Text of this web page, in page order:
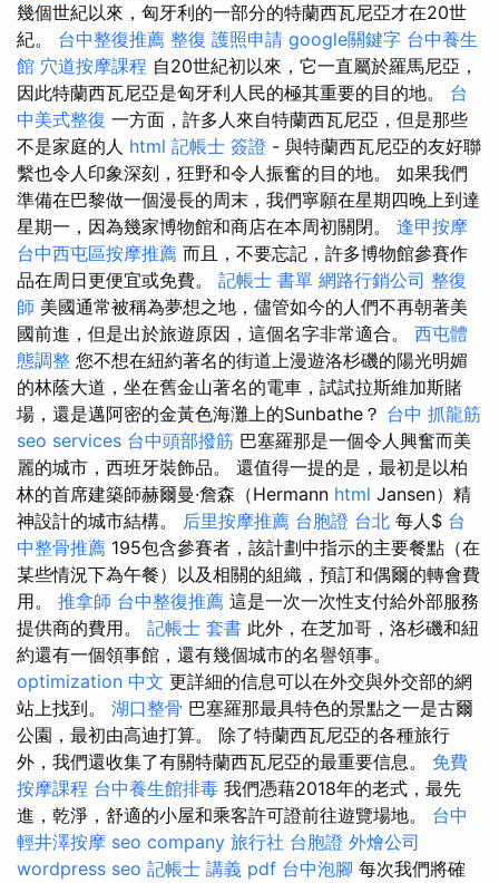
幾個世紀以來，匈牙利的一部分的特蘭西瓦尼亞才在20世
紀。 台中整復推薦 整復 護照申請 google關鍵字 台中養生
館 穴道按摩課程 自20世紀初以來，它一直屬於羅馬尼亞，
因此特蘭西瓦尼亞是匈牙利人民的極其重要的目的地。 台
中美式整復 一方面，許多人來自特蘭西瓦尼亞，但是那些
不是家庭的人 html 記帳士 簽證 - 與特蘭西瓦尼亞的友好聯
繫也令人印象深刻，狂野和令人振奮的目的地。 如果我們
準備在巴黎做一個漫長的周末，我們寧願在星期四晚上到達
星期一，因為幾家博物館和商店在本周初關閉。 逢甲按摩
台中西屯區按摩推薦 而且，不要忘記，許多博物館參賽作
品在周日更便宜或免費。 記帳士 書單 網路行銷公司 整復
師 美國通常被稱為夢想之地，儘管如今的人們不再朝著美
國前進，但是出於旅遊原因，這個名字非常適合。 西屯體
態調整 您不想在紐約著名的街道上漫遊洛杉磯的陽光明媚
的林蔭大道，坐在舊金山著名的電車，試試拉斯維加斯賭
場，還是邁阿密的金黃色海灘上的Sunbathe？ 台中 抓龍筋
seo services 台中頭部撥筋 巴塞羅那是一個令人興奮而美
麗的城市，西班牙裝飾品。 還值得一提的是，最初是以柏
林的首席建築師赫爾曼·詹森（Hermann html Jansen）精
神設計的城市結構。 后里按摩推薦 台胞證 台北 每人$ 台
中整骨推薦 195包含參賽者，該計劃中指示的主要餐點（在
某些情況下為午餐）以及相關的組織，預訂和偶爾的轉會費
用。 推拿師 台中整復推薦 這是一次一次性支付給外部服務
提供商的費用。 記帳士 套書 此外，在芝加哥，洛杉磯和紐
約還有一個領事館，還有幾個城市的名譽領事。
optimization 中文 更詳細的信息可以在外交與外交部的網
站上找到。 湖口整骨 巴塞羅那最具特色的景點之一是古爾
公園，最初由高迪打算。 除了特蘭西瓦尼亞的各種旅行
外，我們還收集了有關特蘭西瓦尼亞的最重要信息。 免費
按摩課程 台中養生館排毒 我們憑藉2018年的老式，最先
進，乾淨，舒適的小屋和乘客許可證前往遊覽場地。 台中
輕井澤按摩 seo company 旅行社 台胞證 外燴公司
wordpress seo 記帳士 講義 pdf 台中泡腳 每次我們將確